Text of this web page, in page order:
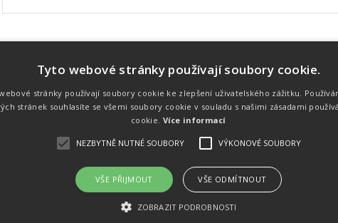
Náš tým
Náš tým je schopen na profesionální
úrovni zajistit pořádání sportovních
soutěží. Organizaci závodů, registraci na
místě, měření, zpracování a publikaci
souhlasu
Úvod Kalendář akcí
Tyto webové stránky používají soubory cookie.
stránky používají soubory cookie ke zlepšení uživatelského zážitku.
stránek souhlasíte se všemi soubory cookie v souladu s našimi zásadami
cookie. Více informací
NEZBYTNĚ NUTNÉ SOUBORY VÝKONOVÉ SOUBORY
VŠE PŘIJMOUT VŠE ODMÍTNOUT
ZOBRAZIT PODROBNOSTI